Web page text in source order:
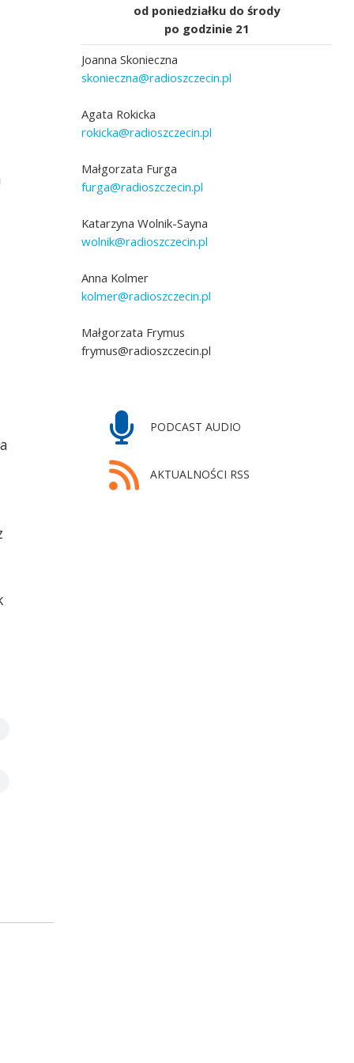
Telewizyjny 1960 rok.
Autor: Witold
1 Maja 1971 roku. Stoczniowcy
od poniedziałku do środy
po godzinie 21
Joanna Skonieczna
skonieczna@radioszczecin.pl
Agata Rokicka
rokicka@radioszczecin.pl
Małgorzata Furga
furga@radioszczecin.pl
Katarzyna Wolnik-Sayna
wolnik@radioszczecin.pl
Anna Kolmer
kolmer@radioszczecin.pl
Małgorzata Frymus
frymus@radioszczecin.pl
PODCAST AUDIO
AKTUALNOŚCI RSS